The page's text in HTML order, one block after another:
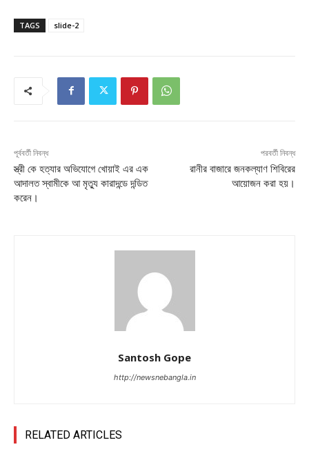
TAGS slide-2
পূর্ববর্তী নিবন্ধ
স্ত্রী কে হত্যার অভিযোগে খোয়াই এর এক
আদালত স্বামীকে আ মৃত্যু কারাদন্ডে দন্ডিত
করেন।
পরবর্তী নিবন্ধ
রানীর বাজারে জনকল্যাণ শিবিরের
আয়োজন করা হয়।
Santosh Gope
http://newsnebangla.in
RELATED ARTICLES